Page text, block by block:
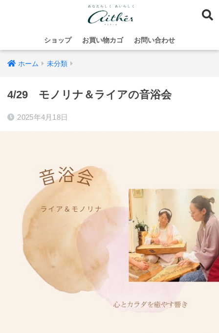
ショップ お買い物カゴ お問い合わせ
ホーム 未分類
4/29 モノリナ＆ライアの音浴会
2025年4月18日